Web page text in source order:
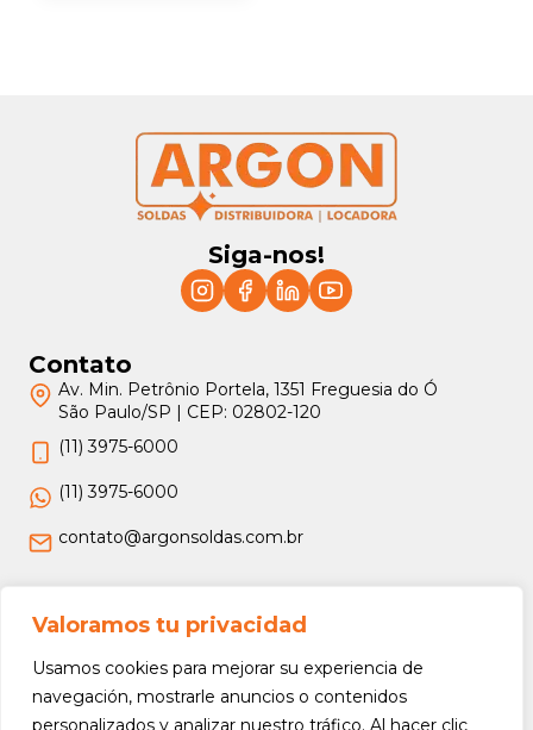
Valoramos tu privacidad
Usamos cookies para mejorar su experiencia de
navegación, mostrarle anuncios o contenidos
personalizados y analizar nuestro tráfico. Al hacer clic
Siga-nos!
Contato
Av. Min. Petrônio Portela, 1351 Freguesia do Ó
São Paulo/SP | CEP: 02802-120
(11) 3975-6000
(11) 3975-6000
contato@argonsoldas.com.br
Jurídico
Termos e Condições
Política de Privacidade